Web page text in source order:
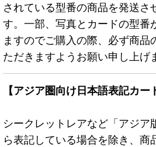
されている型番の商品を発送さ
す。一部、写真とカードの型番
ますのでご購入の際、必ず商品
ただきますようお願い申し上げ
【アジア圏向け日本語表記カー
シークレットレアなど「アジア
ら表記している場合を除き、商